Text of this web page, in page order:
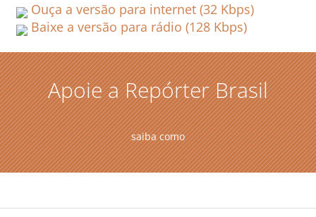
Ouça a versão para internet (32 Kbps)
Baixe a versão para rádio (128 Kbps)
Apoie a Repórter Brasil
saiba como